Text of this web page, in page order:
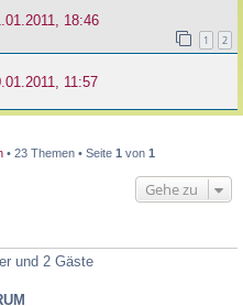
18:46
1 2
11:57
• 23 Themen • Seite 1 von 1
Gehe zu
und 2 Gäste